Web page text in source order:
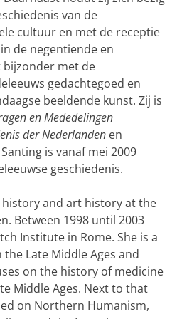
van de
cultuur en met de receptie
de negentiende en
met de
gedachtegoed en
beeldende kunst. Zij is
en Mededelingen
der Nederlanden en
Santing is vanaf mei 2009
geschiedenis.
and art history at the
Between 1998 until 2003
Institute in Rome. She is a
Late Middle Ages and
on the history of medicine
Middle Ages. Next to that
on Northern Humanism,